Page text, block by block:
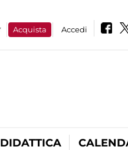
Acquista Accedi
DIDATTICA